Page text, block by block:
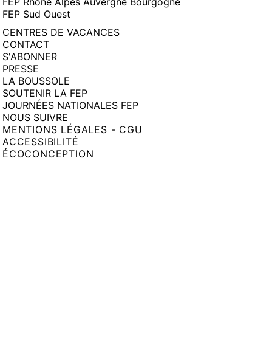
FEP Sud Ouest
CENTRES DE VACANCES
CONTACT
S'ABONNER
PRESSE
LA BOUSSOLE
SOUTENIR LA FEP
JOURNÉES NATIONALES FEP
NOUS SUIVRE
MENTIONS LÉGALES - CGU
ACCESSIBILITÉ
ÉCOCONCEPTION